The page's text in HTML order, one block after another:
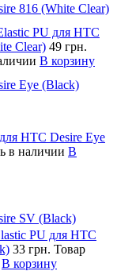
816 (White Clear)
PU для HTC
Clear) 49 грн.
В корзину
Eye (Black)
HTC Desire Eye
в наличии В
SV (Black)
PU для HTC
33 грн. Товар
В корзину